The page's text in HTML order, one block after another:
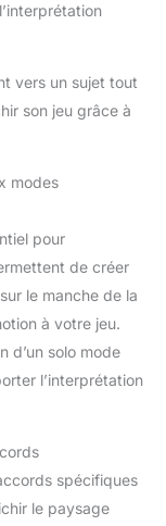
vers un sujet tout
son jeu grâce à
modes
pour
de créer
le manche de la
à votre jeu.
d’un solo mode
l’interprétation
spécifiques
le paysage